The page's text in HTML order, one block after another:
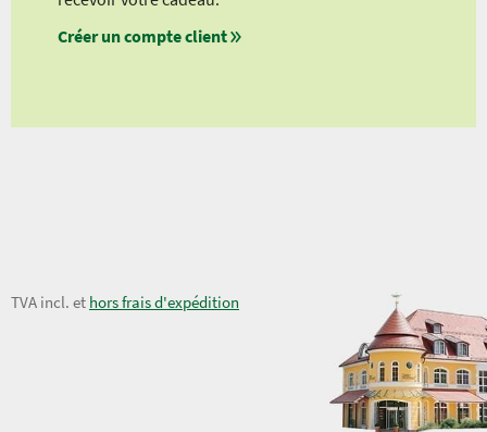
Créer un compte client
11,00 €
TVA incl. et hors frais d'expédition